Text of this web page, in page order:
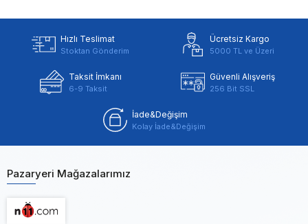
Hızlı Teslimat
Stoktan Gönderim
Ücretsiz Kargo
5000 TL ve Üzeri
Taksit İmkanı
6-9 Taksit
Güvenli Alışveriş
256 Bit SSL
İade&Değişim
Kolay İade&Değişim
Pazaryeri Mağazalarımız